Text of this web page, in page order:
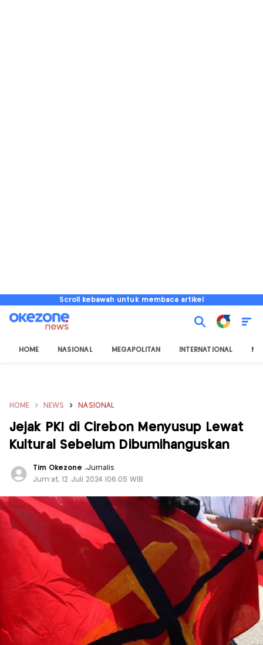
Scroll kebawah untuk membaca artikel
HOME NASIONAL MEGAPOLITAN INTERNATIONAL
HOME NEWS NASIONAL
Jejak PKI di Cirebon Menyusup Lewat
Kultural Sebelum Dibumihanguskan
Tim Okezone ,Jurnalis
Jum'at, 12 Juli 2024 |06:05 WIB